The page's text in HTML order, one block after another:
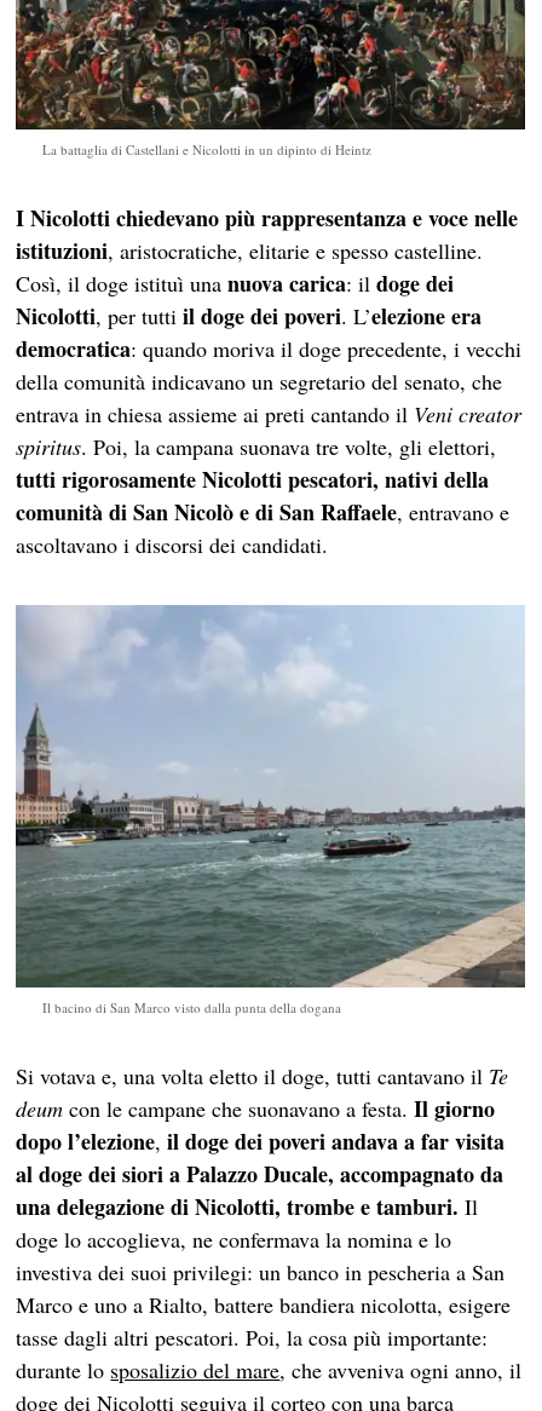
La battaglia di Castellani e Nicolotti in un dipinto di Heintz
I Nicolotti chiedevano più rappresentanza e voce nelle
istituzioni, aristocratiche, elitarie e spesso castelline.
Così, il doge istituì unanuova carica: ildoge dei
Nicolotti, per tuttiil doge dei poveri. L’elezione era
democratica: quando moriva il doge precedente, i vecchi
della comunità indicavano un segretario del senato, che
entrava in chiesa assieme ai preti cantando il Veni creator
spiritus. Poi, la campana suonava tre volte, gli elettori,
tutti rigorosamente Nicolotti pescatori, nativi della
comunità di San Nicolò e di San Raffaele, entravano e
ascoltavano i discorsi dei candidati.
Il bacino di San Marco visto dalla punta della dogana
Si votava e, una volta eletto il doge, tutti cantavano il Te
deum con le campane che suonavano a festa. Il giorno
dopo l’elezione,il doge dei poveri andava a far visita
al doge dei siori a Palazzo Ducale, accompagnato da
una delegazione di Nicolotti, trombe e tamburi. Il
doge lo accoglieva, ne confermava la nomina e lo
investiva dei suoi privilegi: un banco in pescheria a San
Marco e uno a Rialto, battere bandiera nicolotta, esigere
tasse dagli altri pescatori. Poi, la cosa più importante:
durante lo sposalizio del mare, che avveniva ogni anno, il
doge dei Nicolotti seguiva il corteo con una barca